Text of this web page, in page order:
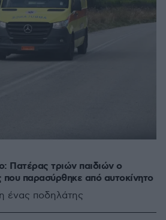
Πατέρας τριών παιδιών ο
παρασύρθηκε από αυτοκίνητο
ένας ποδηλάτης